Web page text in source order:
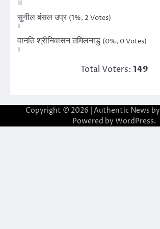
सुनील बंसल उप्र (1%, 2 Votes)
वानति श्रीनिवासन तमिलनाडु (0%, 0 Votes)
Total Voters: 149
Copyright © 2026 | Authentic News by
Powered by WordPress.